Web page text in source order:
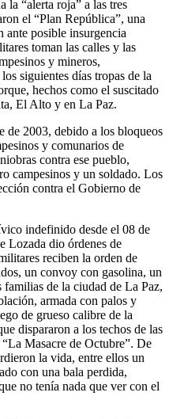
la “alerta roja” a las tres
el “Plan República”, una
ante posible insurgencia
toman las calles y las
y mineros,
siguientes días tropas de la
hechos como el suscitado
El Alto y en La Paz.
de 2003, debido a los bloqueos
y comunarios de
contra ese pueblo,
campesinos y un soldado. Los
contra el Gobierno de
indefinido desde el 08 de
Lozada dio órdenes de
reciben la orden de
un convoy con gasolina, un
de la ciudad de La Paz,
armada con palos y
de grueso calibre de la
dispararon a los techos de las
Masacre de Octubre”. De
la vida, entre ellos un
con una bala perdida,
no tenía nada que ver con el